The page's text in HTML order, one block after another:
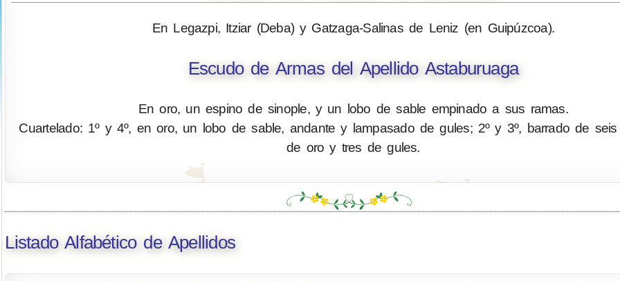
En Legazpi, Itziar (Deba) y Gatzaga-Salinas de Leniz (en Guipúzcoa).
Escudo de Armas del Apellido Astaburuaga
En oro, un espino de sinople, y un lobo de sable empinado a sus ramas.
Cuartelado: 1º y 4º, en oro, un lobo de sable, andante y lampasado de gules; 2º y 3º, barrado de
de oro y tres de gules.
Listado Alfabético de Apellidos